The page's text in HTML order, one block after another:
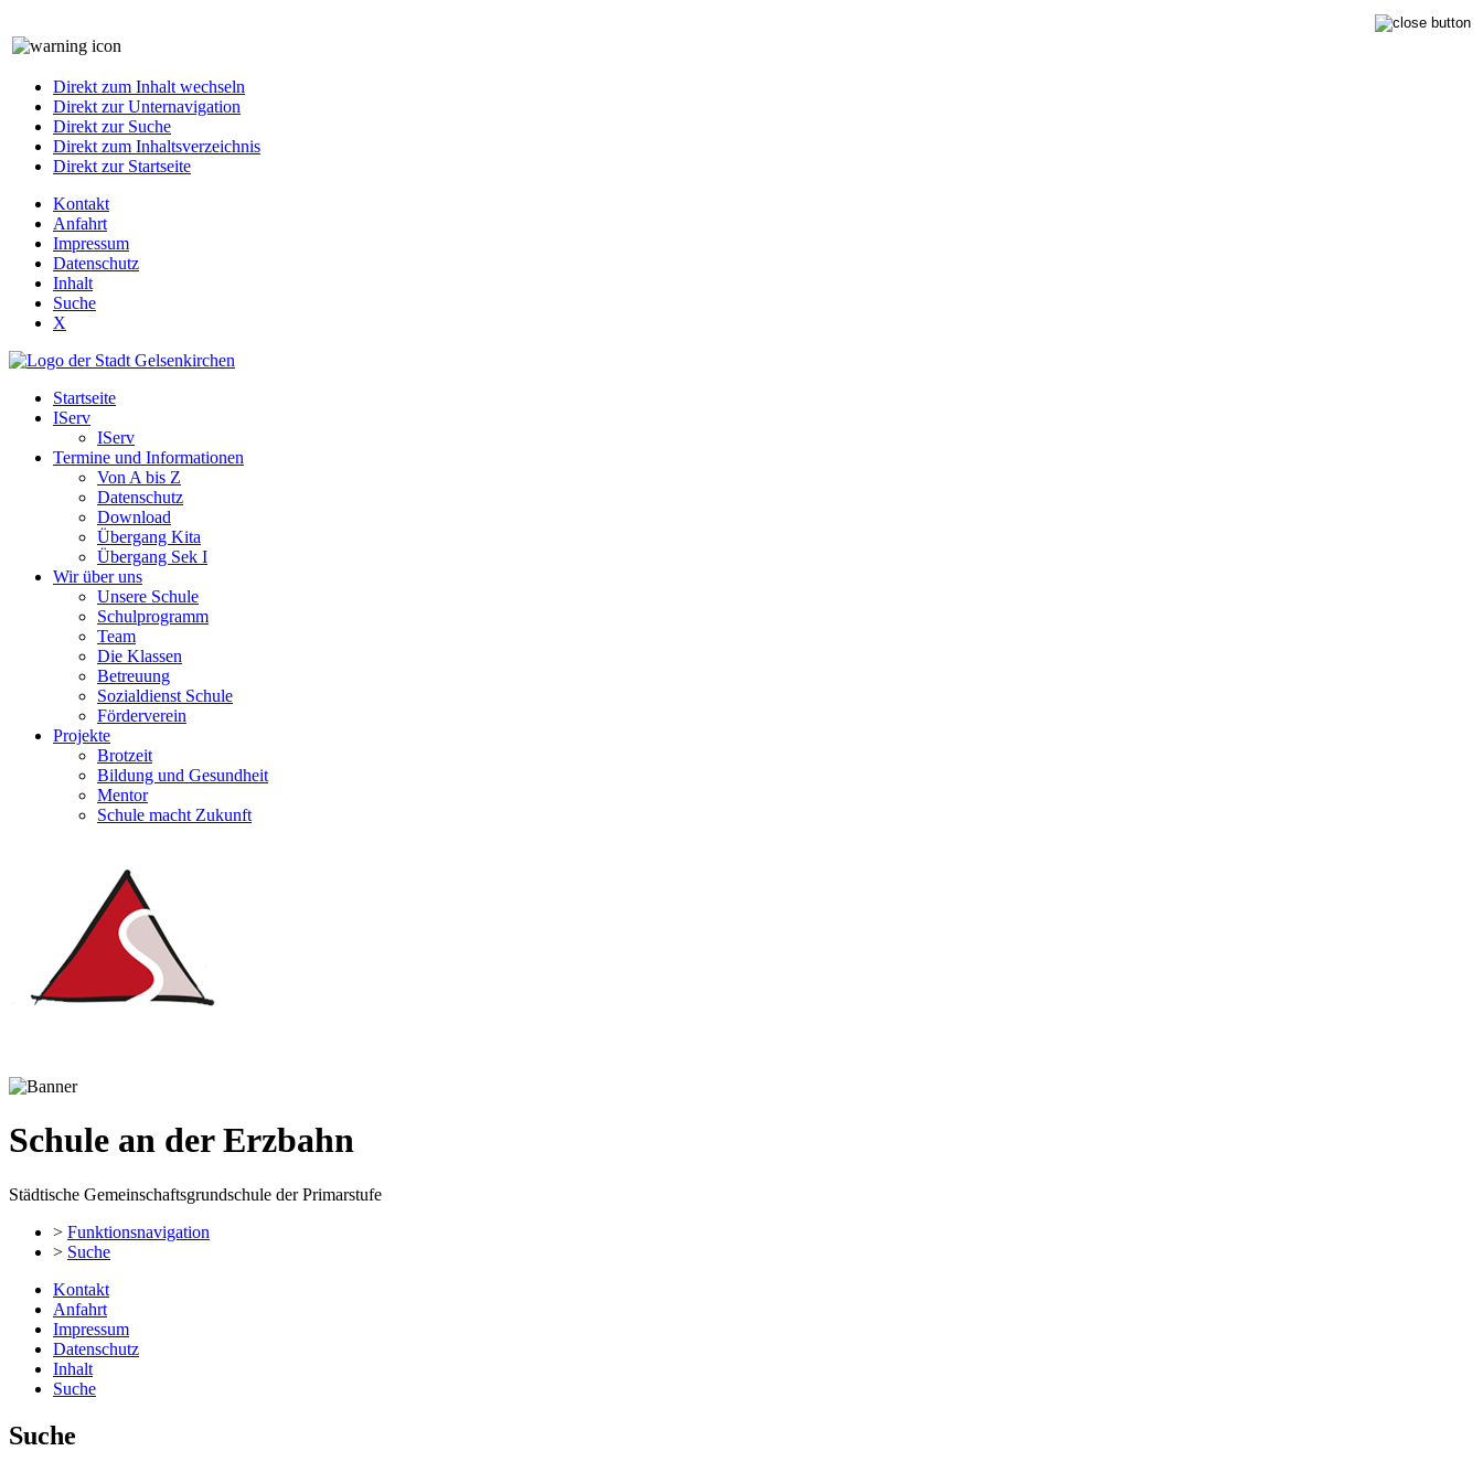
Direkt zum Inhalt wechseln
Direkt zur Unternavigation
Direkt zur Suche
Direkt zum Inhaltsverzeichnis
Direkt zur Startseite
Kontakt
Anfahrt
Impressum
Datenschutz
Inhalt
Suche
X
Startseite
IServ
IServ
Termine und Informationen
Von A bis Z
Datenschutz
Download
Übergang Kita
Übergang Sek I
Wir über uns
Unsere Schule
Schulprogramm
Team
Die Klassen
Betreuung
Sozialdienst Schule
Förderverein
Projekte
Brotzeit
Bildung und Gesundheit
Mentor
Schule macht Zukunft
Schule an der Erzbahn
Städtische Gemeinschaftsgrundschule der Primarstufe
> Funktionsnavigation
> Suche
Kontakt
Anfahrt
Impressum
Datenschutz
Inhalt
Suche
Suche